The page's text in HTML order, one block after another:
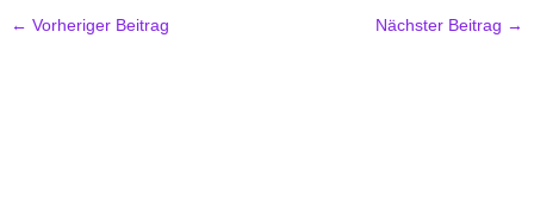
← Vorheriger Beitrag Nächster Beitrag →